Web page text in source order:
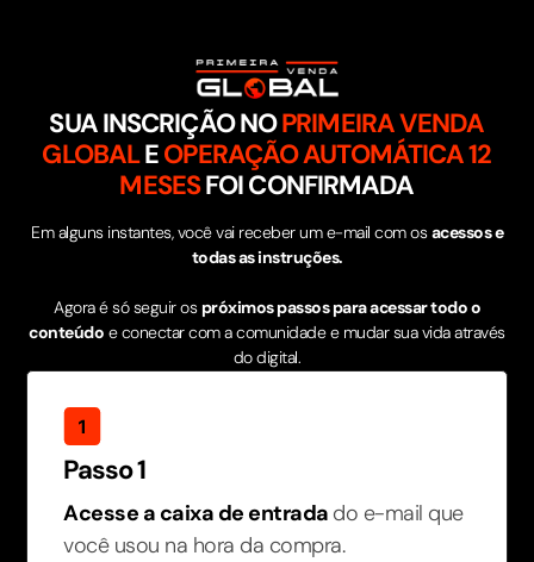
SUA INSCRIÇÃO NOPRIMEIRA VENDA
GLOBALEOPERAÇÃO AUTOMÁTICA 12
MESESFOI CONFIRMADA
Em alguns instantes, você vai receber um e-mail com osacessos e
todas as instruções.
Agora é só seguir os próximos passos para acessar todo o
conteúdo e conectar com a comunidade e mudar sua vida através
do digital.
Passo 1
Acesse a caixa de entrada do e-mail que
você usou na hora da compra.